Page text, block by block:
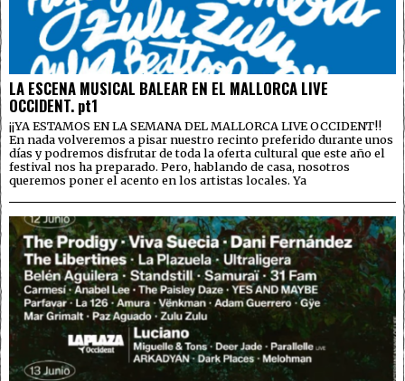
LA ESCENA MUSICAL BALEAR EN EL MALLORCA LIVE
OCCIDENT. pt1
¡¡YA ESTAMOS EN LA SEMANA DEL MALLORCA LIVE OCCIDENT!!
En nada volveremos a pisar nuestro recinto preferido durante unos
días y podremos disfrutar de toda la oferta cultural que este año el
festival nos ha preparado. Pero, hablando de casa, nosotros
queremos poner el acento en los artistas locales. Ya